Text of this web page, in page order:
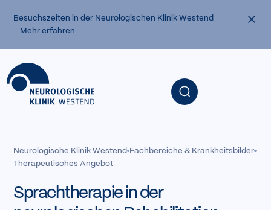
Besuchszeiten in der Neurologischen Klinik Westend
Mehr erfahren
Neurologische Klinik Westend Fachbereiche & Krankheitsbilder
Therapeutisches Angebot
Sprachtherapie in der